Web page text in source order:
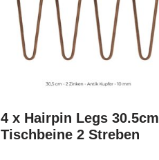
4 x Hairpin Legs 30.5cm
Tischbeine 2 Streben